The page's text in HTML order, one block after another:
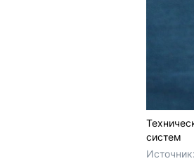
систем
Источник: